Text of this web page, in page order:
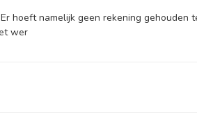
hoeft namelijk geen rekening
wer